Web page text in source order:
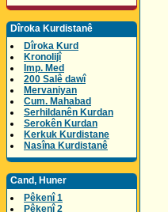
Dîroka Kurdistanê
Dîroka Kurd
Kronolijî
Imp. Med
200 Salê dawî
Mervaniyan
Cum. Mahabad
Serhildanên Kurdan
Serokên Kurdan
Kerkuk Kurdistane
Nasîna Kurdistanê
Cand, Huner
Pêkenî 1
Pêkenî 2